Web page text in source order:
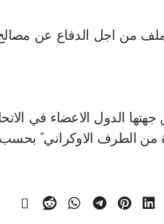
من اجل الدفاع عن مصالح
الدول الاعضاء في
من الطرف الاوكراني” بحسب